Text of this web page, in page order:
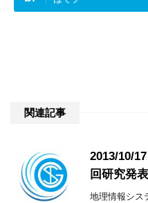
関連記事
2013/10/
回研究発
地理情報シス